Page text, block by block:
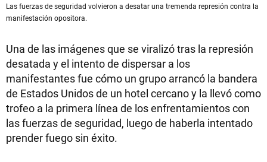
Las fuerzas de seguridad volvieron a desatar una tremenda represión contra la
manifestación opositora.
Una de las imágenes que se viralizó tras la represión
desatada y el intento de dispersar a los
manifestantes fue cómo un grupo arrancó la bandera
de Estados Unidos de un hotel cercano y la llevó como
trofeo a la primera línea de los enfrentamientos con
las fuerzas de seguridad, luego de haberla intentado
prender fuego sin éxito.